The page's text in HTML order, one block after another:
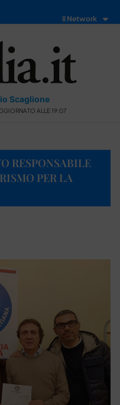
Il Network
Scaglione
ALLE 19:07
RESPONSABILE
PER LA